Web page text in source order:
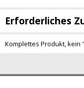
Erforderliches
Komplettes Produkt,